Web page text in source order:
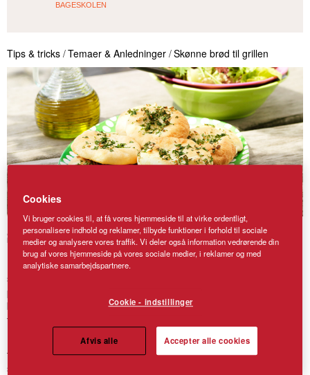
BAGESKOLEN
Tips & tricks /Temaer & Anledninger /Skønne brød til grillen
Skønne brød til grillen
Brød og boller behøver bestemt ikke at blive bagt i ovnen. Man kan
sagtens bruge grillen som ovn og har du en kuglegrill, er den
perfekt til bagning. Læg nogle bagesten oven på risten og lad dem
blive godt varme inden brødet lægges på. Brug grillens eftervarme
til at lune brød, boller og kage.
Pak en kurv med lækkerier, fyld en flaske med saft, læg et stort
tæppe ved og tag ud inaturen. Eller besøg en af de mange pluk-
selv marker og fyld kurven med sommerens dejlige bær, så der er
Cookies
Vi bruger cookies til, at få vores hjemmeside til at virke ordentligt,
personalisere indhold og reklamer, tilbyde funktioner i forhold til sociale
medier og analysere vores traffik. Vi deler også information vedrørende din
brug af vores hjemmeside på vores sociale medier, i reklamer og med
analytiske samarbejdspartnere.
Cookie - indstillinger
Afvis alle Accepter alle cookies